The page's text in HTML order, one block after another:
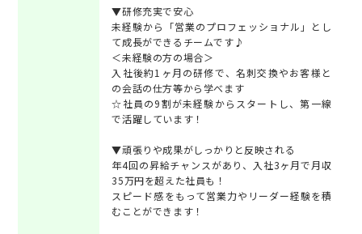
▼研修充実で安心
未経験から「営業のプロフェッショナル」とし
て成長ができるチームです♪
＜未経験の方の場合＞
入社後約1ヶ月の研修で、名刺交換やお客様と
の会話の仕方等から学べます
☆社員の9割が未経験からスタートし、第一線
で活躍しています！
▼頑張りや成果がしっかりと反映される
年4回の昇給チャンスがあり、入社3ヶ月で月収
35万円を超えた社員も！
スピード感をもって営業力やリーダー経験を積
むことができます！